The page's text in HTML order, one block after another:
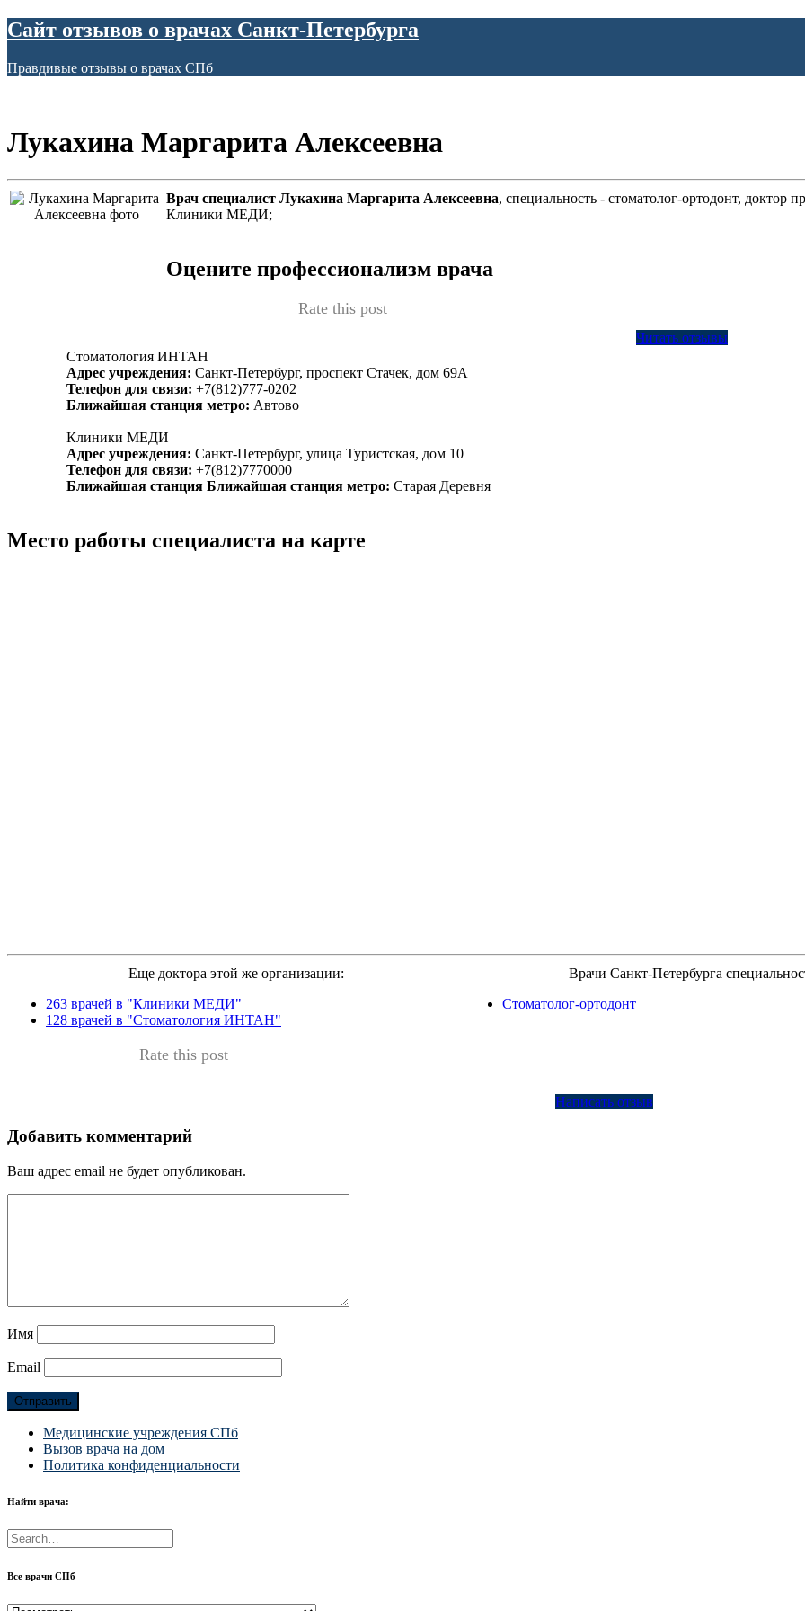
Сайт отзывов о врачах Санкт-Петербурга
Правдивые отзывы о врачах СПб
Лукахина Маргарита Алексеевна
Врач специалист Лукахина Маргарита Алексеевна, специальность - стоматолог-ортодонт,
Клиники МЕДИ;
Оцените профессионализм врача
Rate this post
Читать отзывы
Стоматология ИНТАН
Адрес учреждения: Санкт-Петербург, проспект Стачек, дом 69А
Телефон для связи: +7(812)777-0202
Ближайшая станция метро: Автово
Клиники МЕДИ
Адрес учреждения: Санкт-Петербург, улица Туристская, дом 10
Телефон для связи: +7(812)7770000
Ближайшая станция Ближайшая станция метро: Старая Деревня
Место работы специалиста на карте
Еще доктора этой же организации:
263 врачей в "Клиники МЕДИ"
128 врачей в "Стоматология ИНТАН"
Врачи Санкт-Петербурга
Стоматолог-ортодонт
Rate this post
Написать отзыв
Добавить комментарий
Ваш адрес email не будет опубликован.
Имя
Email
Медицинские учреждения СПб
Вызов врача на дом
Политика конфиденциальности
Найти врача:
Все врачи СПб